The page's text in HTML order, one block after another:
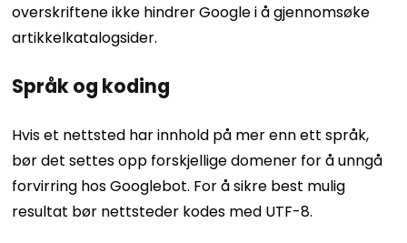
overskriftene ikke hindrer Google i å gjennomsøke
artikkelkatalogsider.
Språk og koding
Hvis et nettsted har innhold på mer enn ett språk,
bør det settes opp forskjellige domener for å unngå
forvirring hos Googlebot. For å sikre best mulig
resultat bør nettsteder kodes med UTF-8.